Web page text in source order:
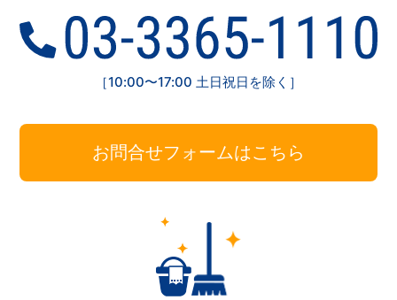
［10:00〜17:00 土日祝日を除く］
お問合せフォームはこちら